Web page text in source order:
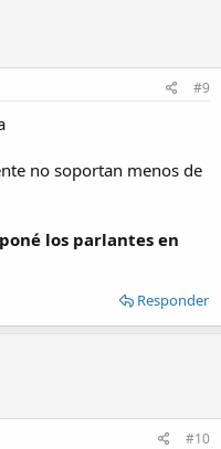
#9
no soportan menos de
los parlantes en
Responder
#10